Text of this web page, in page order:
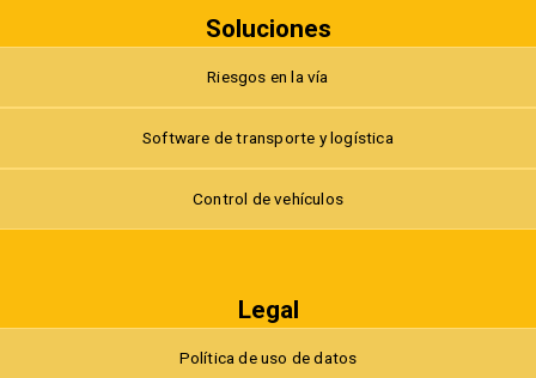
Soluciones
Riesgos en la vía
Software de transporte y logística
Control de vehículos
Legal
Política de uso de datos